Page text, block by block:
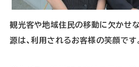
観光客や地域住民の移動に欠かせ
源は、利用されるお客様の笑顔です